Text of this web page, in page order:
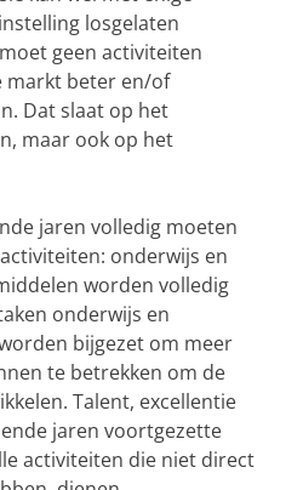
losgelaten
geen activiteiten
markt beter en/of
Dat slaat op het
maar ook op het
jaren volledig moeten
onderwijs en
worden volledig
onderwijs en
bijgezet om meer
te betrekken om de
Talent, excellentie
jaren voortgezette
activiteiten die niet direct